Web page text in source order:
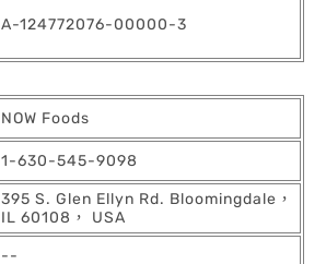
A-124772076-00000-3
NOW Foods
1-630-545-9098
395 S. Glen Ellyn Rd. Bloomingdale，
IL 60108， USA
--